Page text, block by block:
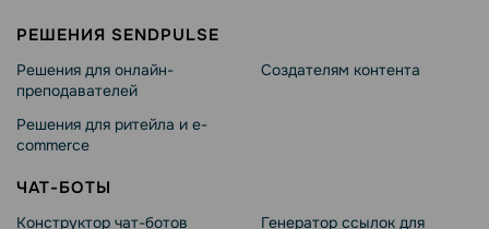
РЕШЕНИЯ SENDPULSE
Решения для онлайн-
преподавателей
Решения для ритейла и e-
commerce
Создателям контента
ЧАТ-БОТЫ
Конструктор чат-ботов
Генератор ссылок для